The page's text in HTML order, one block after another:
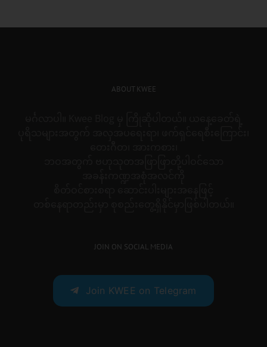
ABOUT KWEE
JOIN ON SOCIAL MEDIA
Join KWEE on Telegram